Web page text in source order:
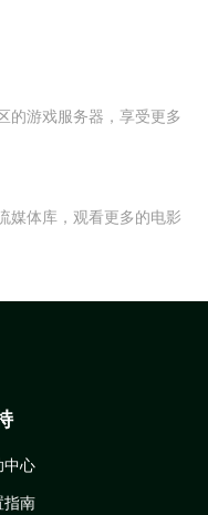
的游戏服务器，享受更多
媒体库，观看更多的电影
中心
指南